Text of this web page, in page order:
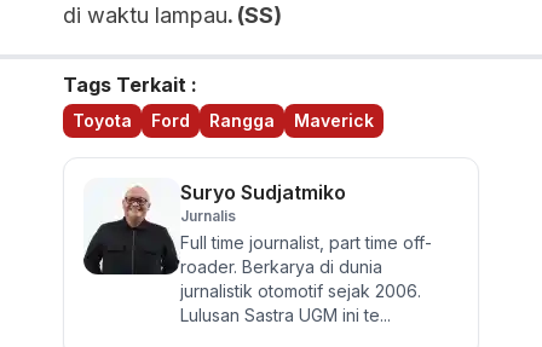
di waktu lampau. (SS)
Tags Terkait :
Toyota Ford Rangga Maverick
Suryo Sudjatmiko
Jurnalis
Full time journalist, part time off-
roader. Berkarya di dunia
jurnalistik otomotif sejak 2006.
Lulusan Sastra UGM ini te...